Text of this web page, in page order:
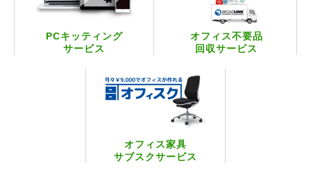
PCキッティング
サービス
オフィス不要品
回収サービス
オフィス家具
サブスクサービス